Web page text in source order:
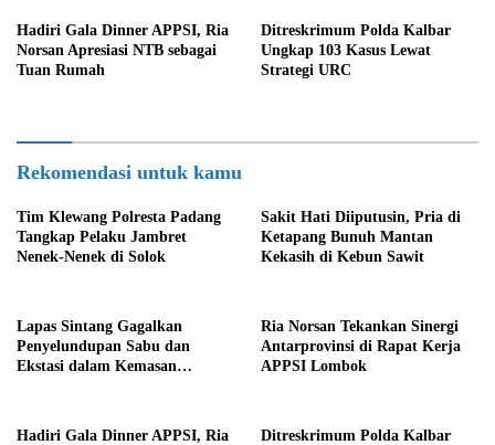
Hadiri Gala Dinner APPSI, Ria
Norsan Apresiasi NTB sebagai
Tuan Rumah
Ditreskrimum Polda Kalbar
Ungkap 103 Kasus Lewat
Strategi URC
Rekomendasi untuk kamu
Tim Klewang Polresta Padang
Tangkap Pelaku Jambret
Nenek-Nenek di Solok
Sakit Hati Diiputusin, Pria di
Ketapang Bunuh Mantan
Kekasih di Kebun Sawit
Lapas Sintang Gagalkan
Penyelundupan Sabu dan
Ekstasi dalam Kemasan
Ria Norsan Tekankan Sinergi
Antarprovinsi di Rapat Kerja
APPSI Lombok
Hadiri Gala Dinner APPSI, Ria Ditreskrimum Polda Kalbar